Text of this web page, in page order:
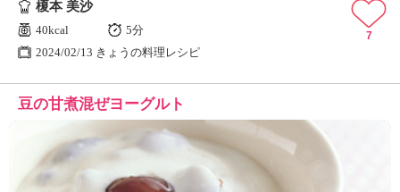
榎本 美沙
40kcal
5分
2024/02/13 きょうの料理レシピ
7
豆の甘煮混ぜヨーグルト